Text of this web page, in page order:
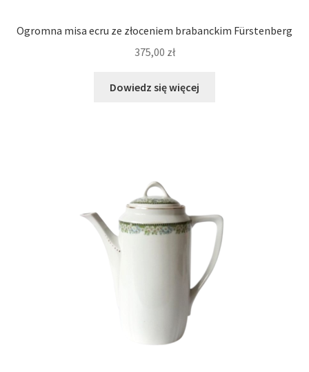
Ogromna misa ecru ze złoceniem brabanckim Fürstenberg
375,00 zł
Dowiedz się więcej